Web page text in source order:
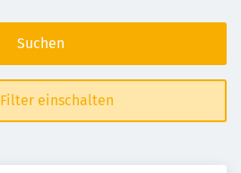
Suchen
Filter einschalten